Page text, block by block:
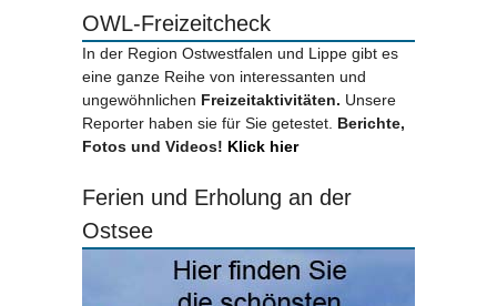
OWL-Freizeitcheck
In der Region Ostwestfalen und Lippe gibt es
eine ganze Reihe von interessanten und
ungewöhnlichen Freizeitaktivitäten. Unsere
Reporter haben sie für Sie getestet. Berichte,
Fotos und Videos! Klick hier
Ferien und Erholung an der
Ostsee